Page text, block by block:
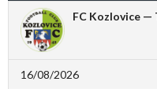
FC Kozlovice —
16/08/2026